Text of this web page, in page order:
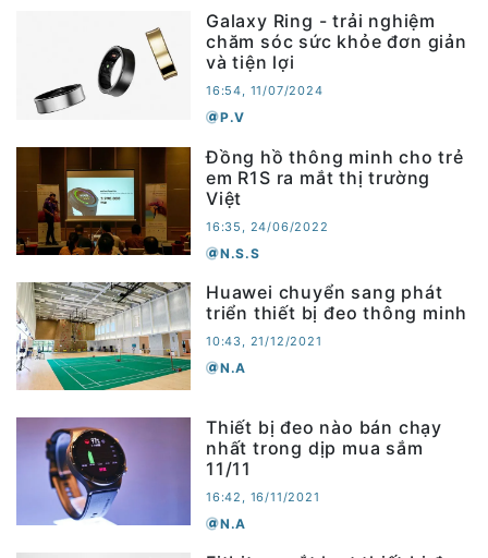
Galaxy Ring - trải nghiệm
chăm sóc sức khỏe đơn giản
và tiện lợi
16:54, 11/07/2024
P.V
Đồng hồ thông minh cho trẻ
em R1S ra mắt thị trường
Việt
16:35, 24/06/2022
N.S.S
Huawei chuyển sang phát
triển thiết bị đeo thông minh
10:43, 21/12/2021
N.A
Thiết bị đeo nào bán chạy
nhất trong dịp mua sắm
11/11
16:42, 16/11/2021
N.A